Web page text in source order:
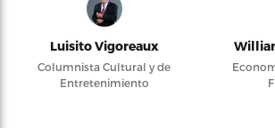
Luisito Vigoreaux
Columnista Cultural y de
Entretenimiento